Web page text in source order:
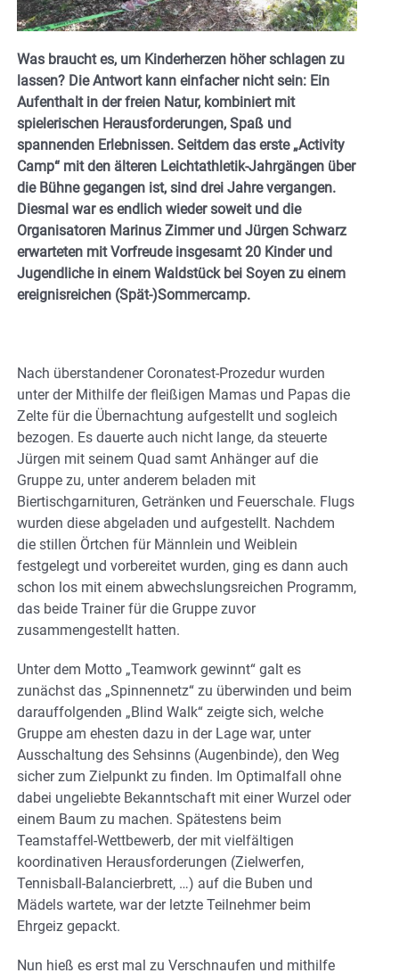
Was braucht es, um Kinderherzen höher schlagen zu
lassen? Die Antwort kann einfacher nicht sein: Ein
Aufenthalt in der freien Natur, kombiniert mit
spielerischen Herausforderungen, Spaß und
spannenden Erlebnissen. Seitdem das erste „Activity
Camp“ mit den älteren Leichtathletik-Jahrgängen über
die Bühne gegangen ist, sind drei Jahre vergangen.
Diesmal war es endlich wieder soweit und die
Organisatoren Marinus Zimmer und Jürgen Schwarz
erwarteten mit Vorfreude insgesamt 20 Kinder und
Jugendliche in einem Waldstück bei Soyen zu einem
ereignisreichen (Spät-)Sommercamp.
Nach überstandener Coronatest-Prozedur wurden
unter der Mithilfe der fleißigen Mamas und Papas die
Zelte für die Übernachtung aufgestellt und sogleich
bezogen. Es dauerte auch nicht lange, da steuerte
Jürgen mit seinem Quad samt Anhänger auf die
Gruppe zu, unter anderem beladen mit
Biertischgarnituren, Getränken und Feuerschale. Flugs
wurden diese abgeladen und aufgestellt. Nachdem
die stillen Örtchen für Männlein und Weiblein
festgelegt und vorbereitet wurden, ging es dann auch
schon los mit einem abwechslungsreichen Programm,
das beide Trainer für die Gruppe zuvor
zusammengestellt hatten.
Unter dem Motto „Teamwork gewinnt“ galt es
zunächst das „Spinnennetz“ zu überwinden und beim
darauffolgenden „Blind Walk“ zeigte sich, welche
Gruppe am ehesten dazu in der Lage war, unter
Ausschaltung des Sehsinns (Augenbinde), den Weg
sicher zum Zielpunkt zu finden. Im Optimalfall ohne
dabei ungeliebte Bekanntschaft mit einer Wurzel oder
einem Baum zu machen. Spätestens beim
Teamstaffel-Wettbewerb, der mit vielfältigen
koordinativen Herausforderungen (Zielwerfen,
Tennisball-Balancierbrett, …) auf die Buben und
Mädels wartete, war der letzte Teilnehmer beim
Ehrgeiz gepackt.
Nun hieß es erst mal zu Verschnaufen und mithilfe